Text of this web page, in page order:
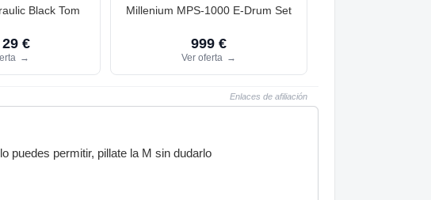
Black Tom
29 €
→
Millenium MPS-1000 E-Drum Set
999 €
Ver oferta →
Enlaces de afiliación
puedes permitir, pillate la M sin dudarlo